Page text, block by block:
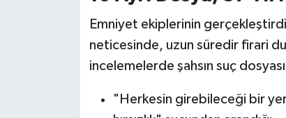
Emniyet ekiplerinin
neticesinde, uzun süredir firari
incelemelerde şahsın suç
"Herkesin girebileceği bir